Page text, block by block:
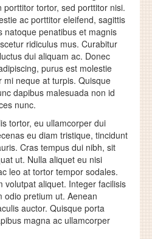
tortor, sed porttitor nisi.
ac porttitor eleifend, sagittis
natoque penatibus et magnis
ridiculus mus. Curabitur
dui aliquam ac. Donec
purus est molestie
mi neque at turpis. Quisque
dapibus malesuada non id
nunc.
tortor, eu ullamcorper dui
eu diam tristique, tincidunt
Cras tempus dui nibh, sit
ut. Nulla aliquet eu nisi
leo at tortor tempor sodales.
volutpat aliquet. Integer facilisis
odio pretium ut. Aenean
auctor. Quisque porta
magna ac ullamcorper